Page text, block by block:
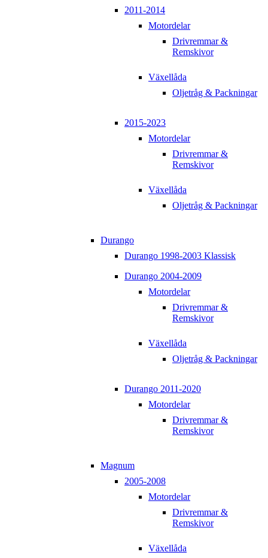
2011-2014
Motordelar
Drivremmar &
Remskivor
Växellåda
Oljetråg & Packningar
2015-2023
Motordelar
Drivremmar &
Remskivor
Växellåda
Oljetråg & Packningar
Durango
Durango 1998-2003 Klassisk
Durango 2004-2009
Motordelar
Drivremmar &
Remskivor
Växellåda
Oljetråg & Packningar
Durango 2011-2020
Motordelar
Drivremmar &
Remskivor
Magnum
2005-2008
Motordelar
Drivremmar &
Remskivor
Växellåda